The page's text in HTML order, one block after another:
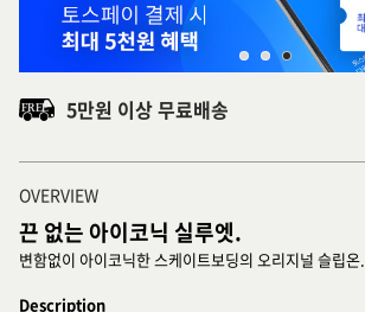
5만원 이상 무료배송
OVERVIEW
끈 없는 아이코닉 실루엣.
변함없이 아이코닉한 스케이트보딩의 오리지널 슬립온.
Description